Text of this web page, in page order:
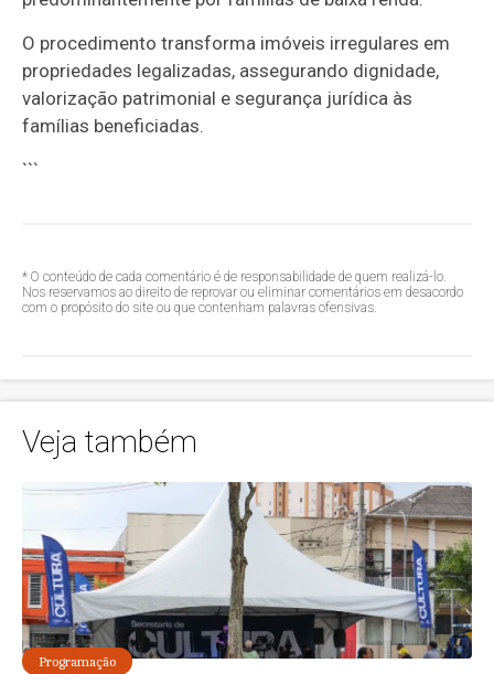
O procedimento transforma imóveis irregulares em
propriedades legalizadas, assegurando dignidade,
valorização patrimonial e segurança jurídica às
famílias beneficiadas.
```
* O conteúdo de cada comentário é de responsabilidade de quem realizá-lo.
Nos reservamos ao direito de reprovar ou eliminar comentários em desacordo
com o propósito do site ou que contenham palavras ofensivas.
Veja também
Programação